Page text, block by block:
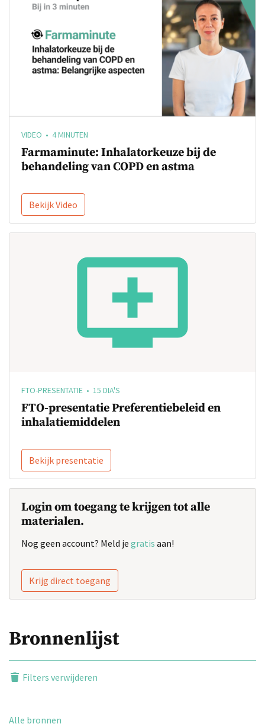
VIDEO • 4 MINUTEN
Farmaminute: Inhalatorkeuze bij de
behandeling van COPD en astma
Bekijk Video
FTO-PRESENTATIE • 15 DIA'S
FTO-presentatie Preferentiebeleid en
inhalatiemiddelen
Bekijk presentatie
Login om toegang te krijgen tot alle
materialen.
Nog geen account? Meld je gratis aan!
Krijg direct toegang
Bronnenlijst
Filters verwijderen
Alle bronnen